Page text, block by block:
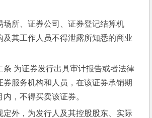
所、证券公司、证券登记结算机
及其工作人员不得泄露所知悉的商业
为证券发行出具审计报告或者法律
券服务机构和人员，在该证券承销期
，不得买卖该证券。
外，为发行人及其控股股东、实际